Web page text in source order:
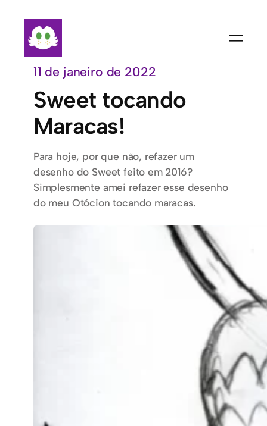
conteúdo
11 de janeiro de 2022
Sweet tocando
Maracas!
Para hoje, por que não, refazer um
desenho do Sweet feito em 2016?
Simplesmente amei refazer esse desenho
do meu Otócion tocando maracas.